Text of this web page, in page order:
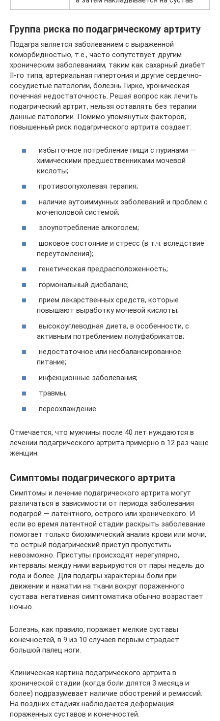
Группа риска по подагрическому артриту
Подагра является заболеванием с выраженной
коморбидностью, т.е., часто сопутствует другим
хроническим заболеваниям, таким как сахарный диабет
II-го типа, артериальная гипертония и другие сердечно-
сосудистые патологии, болезнь Гирке, хроническая
почечная недостаточность. Решая вопрос как лечить
подагрический артрит, нельзя оставлять без терапии
данные патологии. Помимо упомянутых факторов,
повышенный риск подагрического артрита создает:
избыточное потребление пищи с пуринами —
химическими предшественниками мочевой
кислоты;
противоопухолевая терапия;
наличие аутоиммунных заболеваний и проблем с
мочеполовой системой;
злоупотребление алкоголем;
шоковое состояние и стресс (в т.ч. вследствие
переутомления);
генетическая предрасположенность;
гормональный дисбаланс;
прием лекарственных средств, которые
повышают выработку мочевой кислоты;
высокоуглеводная диета, в особенности, с
активным потреблением полуфабрикатов;
недостаточное или несбалансированное
питание;
инфекционные заболевания;
травмы;
переохлаждение.
Отмечается, что мужчины после 40 лет нуждаются в
лечении подагрического артрита примерно в 12 раз чаще
женщин.
Симптомы подагрического артрита
Симптомы и лечение подагрического артрита могут
различаться в зависимости от периода заболевания
подагрой — латентного, острого или хронического. И
если во время латентной стадии раскрыть заболевание
помогает только биохимический анализ крови или мочи,
то острый подагрический приступ пропустить
невозможно. Приступы происходят нерегулярно,
интервалы между ними варьируются от пары недель до
года и более. Для подагры характерны боли при
движении и нажатии на ткани вокруг пораженного
сустава: негативная симптоматика обычно возрастает
ночью.
Болезнь, как правило, поражает мелкие суставы
конечностей, в 9 из 10 случаев первым страдает
большой палец ноги.
Клиническая картина подагрического артрита в
хронической стадии (когда боли длятся 3 месяца и
более) подразумевает наличие обострений и ремиссий.
На поздних стадиях наблюдается деформация
пораженных суставов и конечностей.